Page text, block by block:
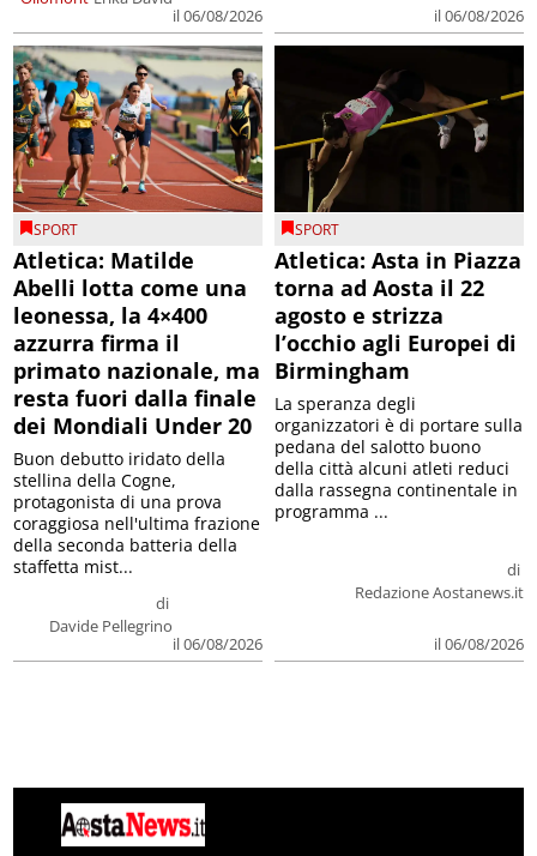
il 06/08/2026
il 06/08/2026
SPORT
Atletica: Matilde
Abelli lotta come una
leonessa, la 4×400
azzurra firma il
primato nazionale, ma
resta fuori dalla finale
dei Mondiali Under 20
di
Davide Pellegrino
il 06/08/2026
Buon debutto iridato della
stellina della Cogne,
protagonista di una prova
coraggiosa nell'ultima frazione
della seconda batteria della
staffetta mist...
SPORT
Atletica: Asta in Piazza
torna ad Aosta il 22
agosto e strizza
l’occhio agli Europei di
Birmingham
di
Redazione Aostanews.it
il 06/08/2026
La speranza degli
organizzatori è di portare sulla
pedana del salotto buono
della città alcuni atleti reduci
dalla rassegna continentale in
programma ...